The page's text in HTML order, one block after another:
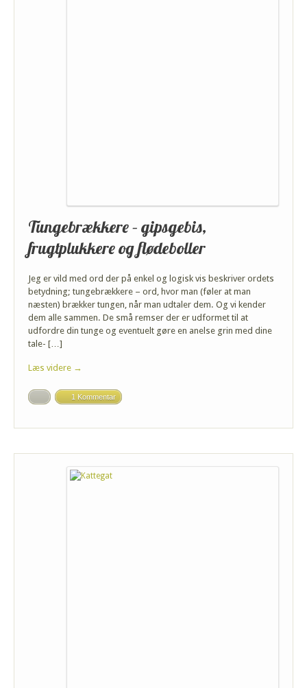
Tungebrækkere – gipsgebis,
frugtplukkere og flødeboller
Jeg er vild med ord der på enkel og logisk vis beskriver ordets
betydning; tungebrækkere – ord, hvor man (føler at man
næsten) brækker tungen, når man udtaler dem. Og vi kender
dem alle sammen. De små remser der er udformet til at
udfordre din tunge og eventuelt gøre en anelse grin med dine
tale- […]
Læs videre →
1 Kommentar